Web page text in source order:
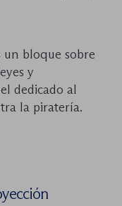
un bloque sobre
y
dedicado al
la piratería.